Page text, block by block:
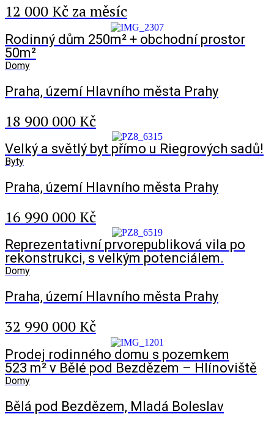
12 000 Kč za měsíc
Rodinný dům 250m² + obchodní prostor
50m²
Domy
Praha, území Hlavního města Prahy
18 900 000 Kč
Velký a světlý byt přímo u Riegrových sadů!
Byty
Praha, území Hlavního města Prahy
16 990 000 Kč
Reprezentativní prvorepubliková vila po
rekonstrukci, s velkým potenciálem.
Domy
Praha, území Hlavního města Prahy
32 990 000 Kč
Prodej rodinného domu s pozemkem
523 m² v Bělé pod Bezdězem – Hlínoviště
Domy
Bělá pod Bezdězem, Mladá Boleslav